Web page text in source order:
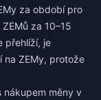
za období pro
za 10–15
přehlíží, je
na ZEMy, protože
měny v